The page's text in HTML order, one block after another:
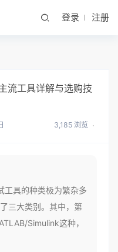
登录 注册
流工具详解与选购技
3,185 浏览
工具的种类极为繁杂多
三大类别。其中，第
Simulink这种，